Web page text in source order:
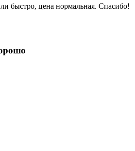
быстро, цена нормальная. Спасибо!